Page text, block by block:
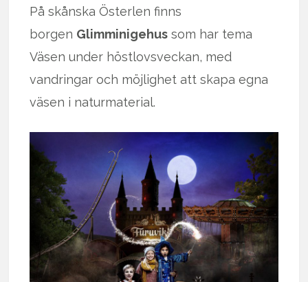
På skånska Österlen finns
borgen Glimminigehus som har tema
Väsen under höstlovsveckan, med
vandringar och möjlighet att skapa egna
väsen i naturmaterial.